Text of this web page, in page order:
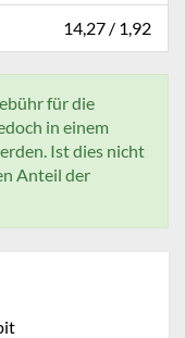
14,27 / 1,92
für die
in einem
Ist dies nicht
Anteil der